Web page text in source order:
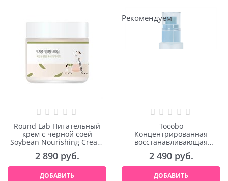
Round Lab Питательный
крем с чёрной соей
Soybean Nourishing Cream
80ml
2 890 руб.
ДОБАВИТЬ
Рекомендуем
Tocobo
Концентрированная
восстанавливающая
эссенция с комплексом
пробиотиков Bifida Biome
Essence 50ml
2 490 руб.
ДОБАВИТЬ